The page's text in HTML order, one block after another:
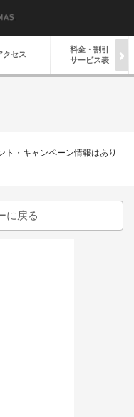
クセス
料金・ 割引
サービス表
ト・キャンペーン情報はあり
に戻る